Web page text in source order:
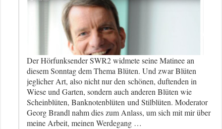
Der Hörfunksender SWR2 widmete seine Matinee an
diesem Sonntag dem Thema Blüten. Und zwar Blüten
jeglicher Art, also nicht nur den schönen, duftenden in
Wiese und Garten, sondern auch anderen Blüten wie
Scheinblüten, Banknotenblüten und Stilblüten. Moderator
Georg Brandl nahm dies zum Anlass, um sich mit mir über
meine Arbeit, meinen Werdegang …